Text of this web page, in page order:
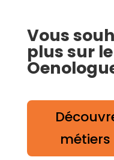
Vous
plus sur